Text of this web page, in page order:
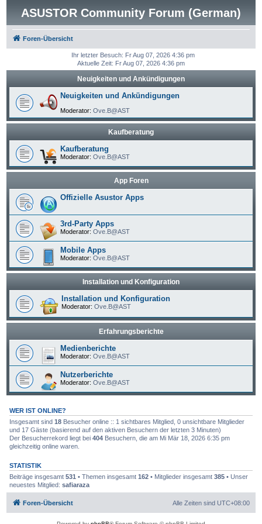
ASUSTOR Community Forum (German)
Foren-Übersicht
Ihr letzter Besuch: Fr Aug 07, 2026 4:36 pm
Aktuelle Zeit: Fr Aug 07, 2026 4:36 pm
Neuigkeiten und Ankündigungen
Neuigkeiten und Ankündigungen
Moderator: Ove.B@AST
Kaufberatung
Kaufberatung
Moderator: Ove.B@AST
App Foren
Offizielle Asustor Apps
3rd-Party Apps
Moderator: Ove.B@AST
Mobile Apps
Moderator: Ove.B@AST
Installation und Konfiguration
Installation und Konfiguration
Moderator: Ove.B@AST
Erfahrungsberichte
Medienberichte
Moderator: Ove.B@AST
Nutzerberichte
Moderator: Ove.B@AST
WER IST ONLINE?
Insgesamt sind 18Besucher online :: 1 sichtbares Mitglied, 0 unsichtbare Mitglieder
und 17 Gäste (basierend auf den aktiven Besuchern der letzten 3 Minuten)
Der Besucherrekord liegt bei 404Besuchern, die am Mi Mär 18, 2026 6:35 pm
gleichzeitig online waren.
STATISTIK
Beiträge insgesamt 531 • Themen insgesamt 162• Mitglieder insgesamt 385• Unser
neuestes Mitglied: safiaraza
Foren-Übersicht Alle Zeiten sind UTC+08:00